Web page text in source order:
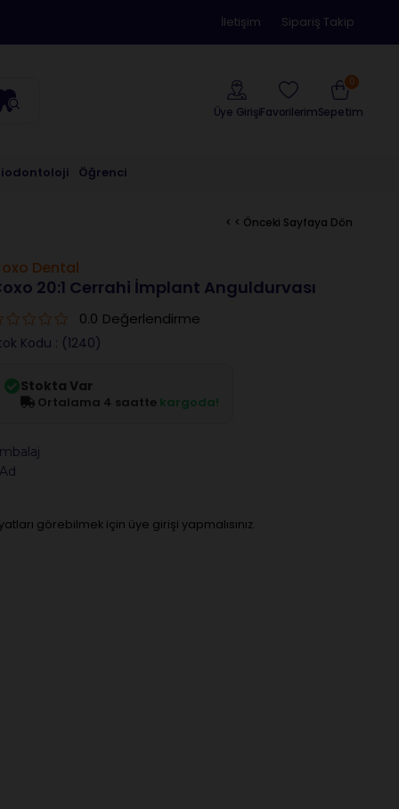
İletişim Sipariş Takip
Üye GirişiFavorilerimSepetim
0
Öğrenci
< < Önceki Sayfaya Dön
Dental
20:1 Cerrahi İmplant Anguldurvası
0.0 Değerlendirme
Kodu (1240)
Stokta Var
Ortalama 4 saatte kargoda!
görebilmek için üye girişi yapmalısınız.